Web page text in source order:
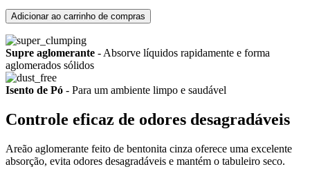
Adicionar ao carrinho de compras
Supre aglomerante - Absorve líquidos rapidamente e forma
aglomerados sólidos
Isento de Pó - Para um ambiente limpo e saudável
Controle eficaz de odores desagradáveis
Areão aglomerante feito de bentonita cinza oferece uma excelente
absorção, evita odores desagradáveis ​​e mantém o tabuleiro seco.